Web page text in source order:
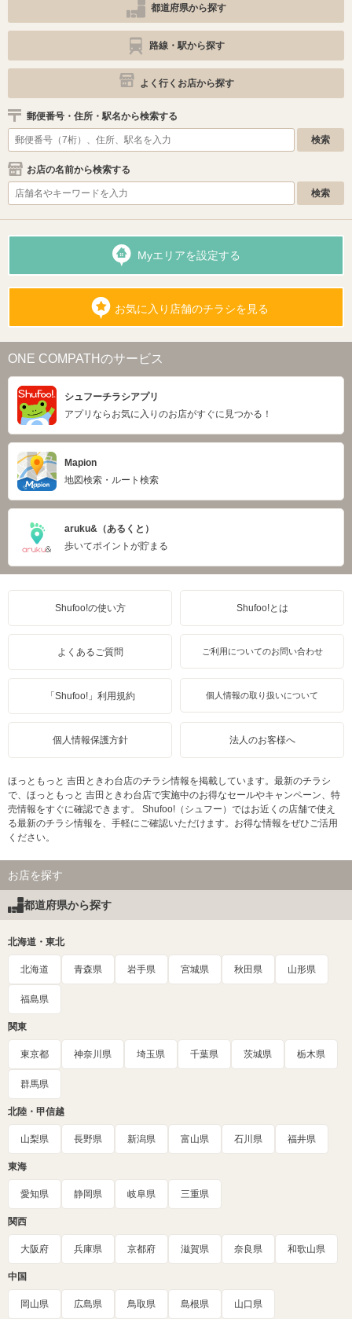
都道府県から探す
路線・駅から探す
よく行くお店から探す
郵便番号・住所・駅名から検索する
お店の名前から検索する
Myエリアを設定する
お気に入り店舗のチラシを見る
ONE COMPATHのサービス
シュフーチラシアプリ
アプリならお気に入りのお店がすぐに見つかる！
Mapion
地図検索・ルート検索
aruku&（あるくと）
歩いてポイントが貯まる
Shufoo!の使い方 Shufoo!とは
よくあるご質問 ご利用についてのお問い合わせ
「Shufoo!」利用規約 個人情報の取り扱いについて
個人情報保護方針 法人のお客様へ
ほっともっと 吉田ときわ台店のチラシ情報を掲載しています。最新のチラシ
で、ほっともっと 吉田ときわ台店で実施中のお得なセールやキャンペーン、特
売情報をすぐに確認できます。 Shufoo!（シュフー）ではお近くの店舗で使え
る最新のチラシ情報を、手軽にご確認いただけます。お得な情報をぜひご活用
ください。
お店を探す
都道府県から探す
北海道・東北
北海道 青森県 岩手県 宮城県 秋田県 山形県
福島県
関東
東京都 神奈川県 埼玉県 千葉県 茨城県 栃木県
群馬県
北陸・甲信越
山梨県 長野県 新潟県 富山県 石川県 福井県
東海
愛知県 静岡県 岐阜県 三重県
関西
大阪府 兵庫県 京都府 滋賀県 奈良県 和歌山県
中国
岡山県 広島県 鳥取県 島根県 山口県